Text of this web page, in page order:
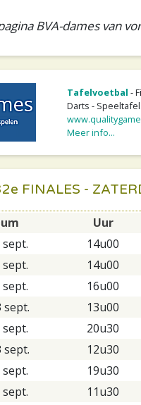
BVA-dames van
Tafelvoetbal -
Darts -
Meer info...
FINALES -
Uur
sept. 14u00
sept. 14u00
sept. 16u00
sept. 13u00
sept. 20u30
sept. 12u30
sept. 19u30
sept. 11u30